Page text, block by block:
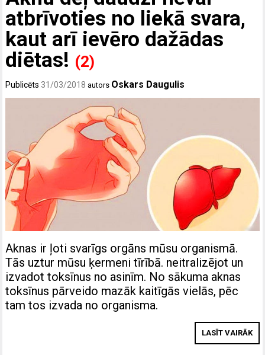
atbrīvoties no liekā svara,
kaut arī ievēro dažādas
diētas! (2)
Publicēts 31/03/2018 autors Oskars Daugulis
Aknas ir ļoti svarīgs orgāns mūsu organismā.
Tās uztur mūsu ķermeni tīrībā. neitralizējot un
izvadot toksīnus no asinīm. No sākuma aknas
toksīnus pārveido mazāk kaitīgās vielās, pēc
tam tos izvada no organisma.
LASĪT VAIRĀK